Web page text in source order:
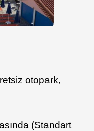
otopark,
(Standart